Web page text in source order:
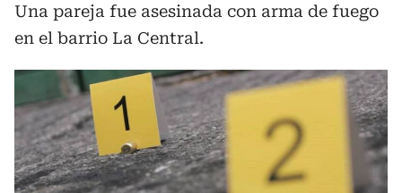
Una pareja fue asesinada con arma de fuego
en el barrio La Central.